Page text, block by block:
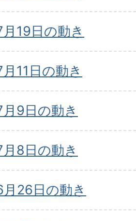
19日の動き
11日の動き
9日の動き
8日の動き
26日の動き